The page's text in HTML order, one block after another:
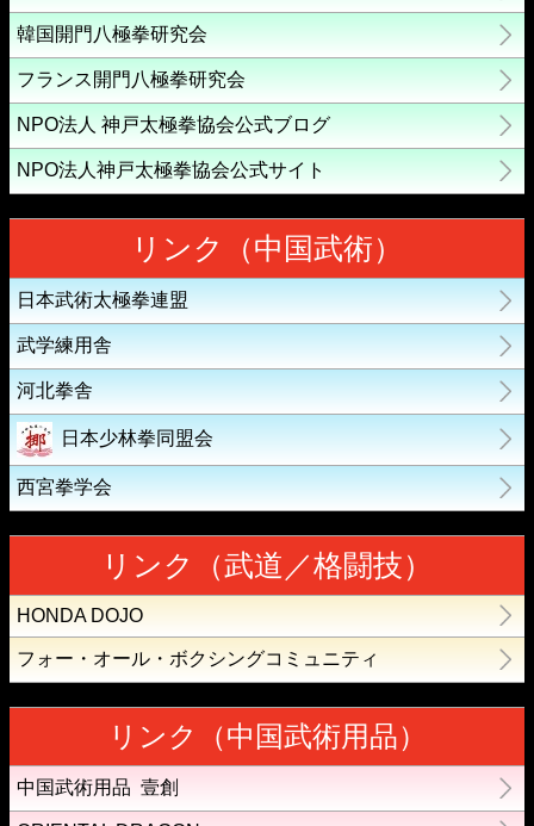
韓国開門八極拳研究会
フランス開門八極拳研究会
NPO法人 神戸太極拳協会公式ブログ
NPO法人神戸太極拳協会公式サイト
リンク（中国武術）
日本武術太極拳連盟
武学練用舎
河北拳舎
日本少林拳同盟会
西宮拳学会
リンク（武道／格闘技）
HONDA DOJO
フォー・オール・ボクシングコミュニティ
リンク（中国武術用品）
中国武術用品 壹創